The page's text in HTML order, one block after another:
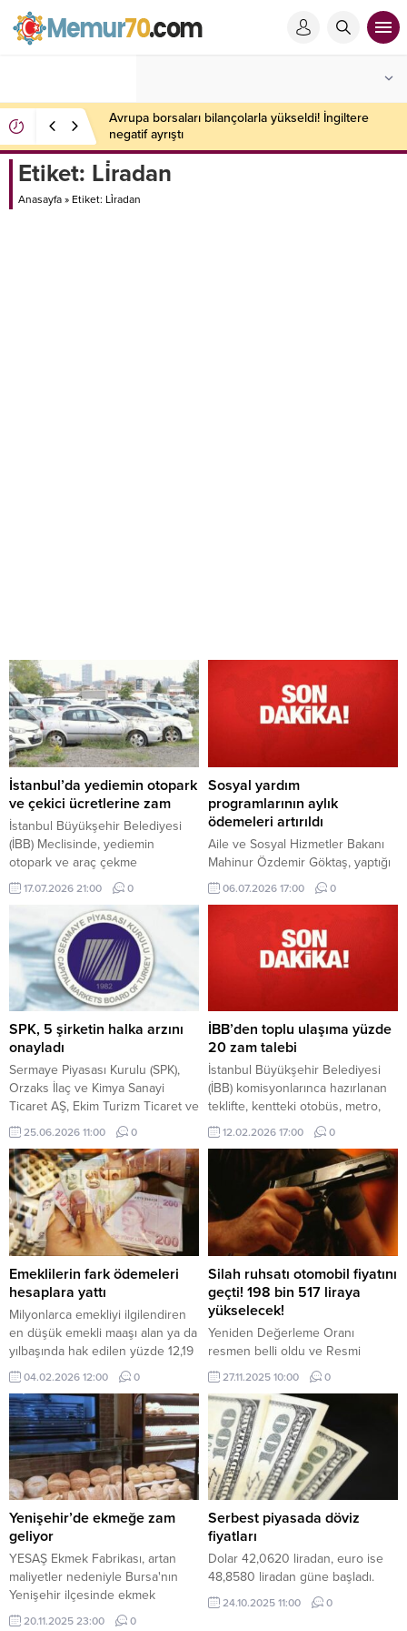
Avrupa borsaları bilançolarla yükseldi! İngiltere
negatif ayrıştı
Etiket: Li̇radan
Anasayfa » Etiket: Li̇radan
İstanbul’da yediemin otopark
ve çekici ücretlerine zam
İstanbul Büyükşehir Belediyesi
(İBB) Meclisinde, yediemin
otopark ve araç çekme
ücretlerine yüzde 25 ila 42,86
arasında değişen oranlarda zam
yapılmasına karar verildi.
17.07.2026 21:00 0
Sosyal yardım
programlarının aylık
ödemeleri artırıldı
Aile ve Sosyal Hizmetler Bakanı
Mahinur Özdemir Göktaş, yaptığı
yazılı açıklamada temmuz ayı
memur maaş katsayısında yapılan
sosyal yardım programlarının aylık
ödemelerinde artışa gidildiğini
duyurdu.
06.07.2026 17:00 0
SPK, 5 şirketin halka arzını
onayladı
Sermaye Piyasası Kurulu (SPK),
Orzaks İlaç ve Kimya Sanayi
Ticaret AŞ, Ekim Turizm Ticaret ve
Sanayi AŞ, Soho Giyim ve Enerji
AŞ, İsvea Seramik ve Banyo
Ürünleri Sanayi AŞ ile Golda Gıda
Sanayi ve Ticaret AŞ'nin halka
arzına onay verdi.
25.06.2026 11:00 0
İBB’den toplu ulaşıma yüzde
20 zam talebi
İstanbul Büyükşehir Belediyesi
(İBB) komisyonlarınca hazırlanan
teklifte, kentteki otobüs, metro,
metrobüs, minibüs ve vapur gibi
toplu ulaşım araçları ile taksi ve
okul servislerine yüzde 20 zam
yapılması istendi.
12.02.2026 17:00 0
Emeklilerin fark ödemeleri
hesaplara yattı
Milyonlarca emekliyi ilgilendiren
en düşük emekli maaşı alan ya da
yılbaşında hak edilen yüzde 12,19
oranındaki zamla birlikte maaşı 20
bin liranın altında olanlara bugün
fark ödemesi gerçekleştirildi.
04.02.2026 12:00 0
Silah ruhsatı otomobil fiyatını
geçti! 198 bin 517 liraya
yükselecek!
Yeniden Değerleme Oranı
resmen belli oldu ve Resmi
Gazete' de yayımlanarak
yürürlüğe girdi. Yeni oranlara
göre silah taşıma ruhsatı bir ay
sonra 198 bin 517 liraya
yükselecek.
27.11.2025 10:00 0
Yenişehir’de ekmeğe zam
geliyor
YESAŞ Ekmek Fabrikası, artan
maliyetler nedeniyle Bursa'nın
Yenişehir ilçesinde ekmek
fiyatlarına zam yapılacağını
20.11.2025 23:00 0
Serbest piyasada döviz
fiyatları
Dolar 42,0620 liradan, euro ise
48,8580 liradan güne başladı.
24.10.2025 11:00 0